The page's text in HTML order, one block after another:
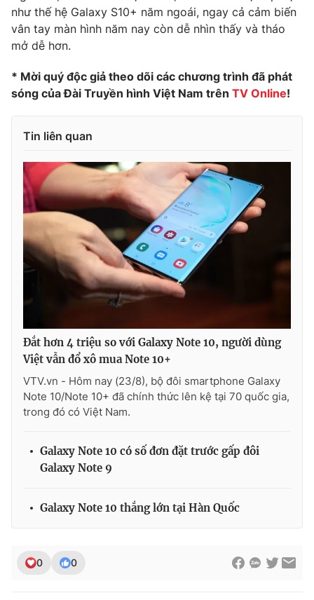
như thế hệ Galaxy S10+ năm ngoái, ngay cả cảm biến
vân tay màn hình năm nay còn dễ nhìn thấy và tháo
mở dễ hơn.
* Mời quý độc giả theo dõi các chương trình đã phát
sóng của Đài Truyền hình Việt Nam trên TV Online!
Tin liên quan
Đắt hơn 4 triệu so với Galaxy Note 10, người dùng
Việt vẫn đổ xô mua Note 10+
VTV.vn - Hôm nay (23/8), bộ đôi smartphone Galaxy
Note 10/Note 10+ đã chính thức lên kệ tại 70 quốc gia,
trong đó có Việt Nam.
Galaxy Note 10 có số đơn đặt trước gấp đôi
Galaxy Note 9
Galaxy Note 10 thắng lớn tại Hàn Quốc
0 0